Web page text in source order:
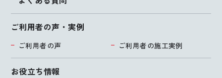
ご利用者の声・実例
ご利用者の声 ご利用者の施工実例
お役立ち情報